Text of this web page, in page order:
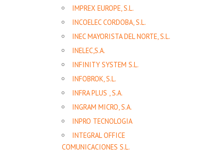
IMPREX EUROPE, S.L.
INCOELEC CORDOBA, S.L.
INEC MAYORISTA DEL NORTE, S.L.
INELEC,S.A.
INFINITY SYSTEM S.L.
INFOBROK, S.L.
INFRA PLUS , S.A.
INGRAM MICRO, S.A.
INPRO TECNOLOGIA
INTEGRAL OFFICE
COMUNICACIONES S.L.